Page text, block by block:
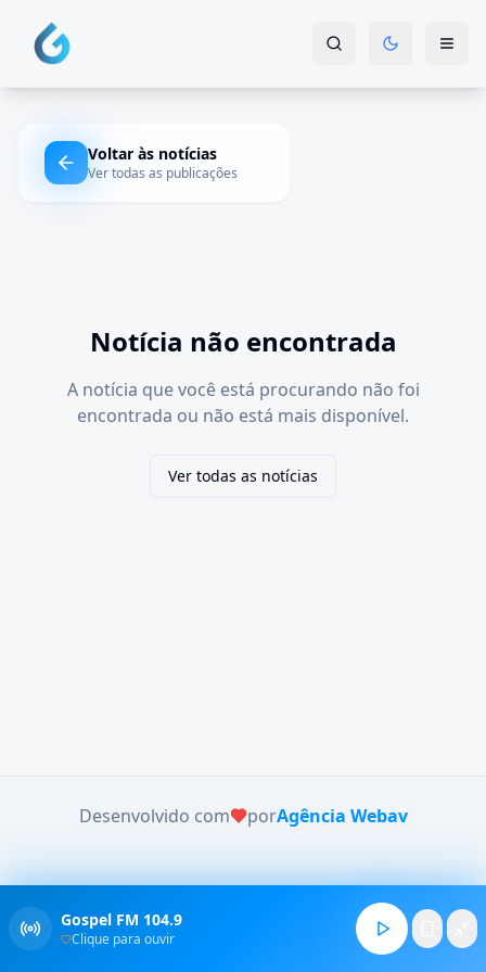
Voltar às notícias
Ver todas as publicações
Notícia não encontrada
A notícia que você está procurando não foi
encontrada ou não está mais disponível.
Ver todas as notícias
Desenvolvido com porAgência Webav
Gospel FM 104.9
Clique para ouvir